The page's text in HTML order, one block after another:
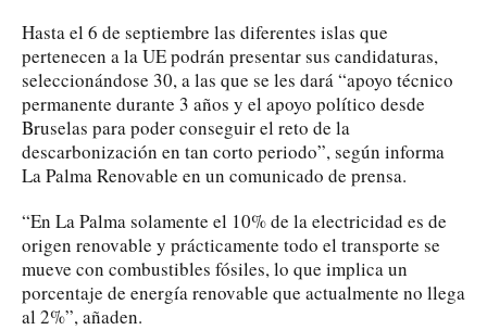
Hasta el 6 de septiembre las diferentes islas que
pertenecen a la UE podrán presentar sus candidaturas,
seleccionándose 30, a las que se les dará “apoyo técnico
permanente durante 3 años y el apoyo político desde
Bruselas para poder conseguir el reto de la
descarbonización en tan corto periodo”, según informa
La Palma Renovable en un comunicado de prensa.
“En La Palma solamente el 10% de la electricidad es de
origen renovable y prácticamente todo el transporte se
mueve con combustibles fósiles, lo que implica un
porcentaje de energía renovable que actualmente no llega
al 2%”, añaden.